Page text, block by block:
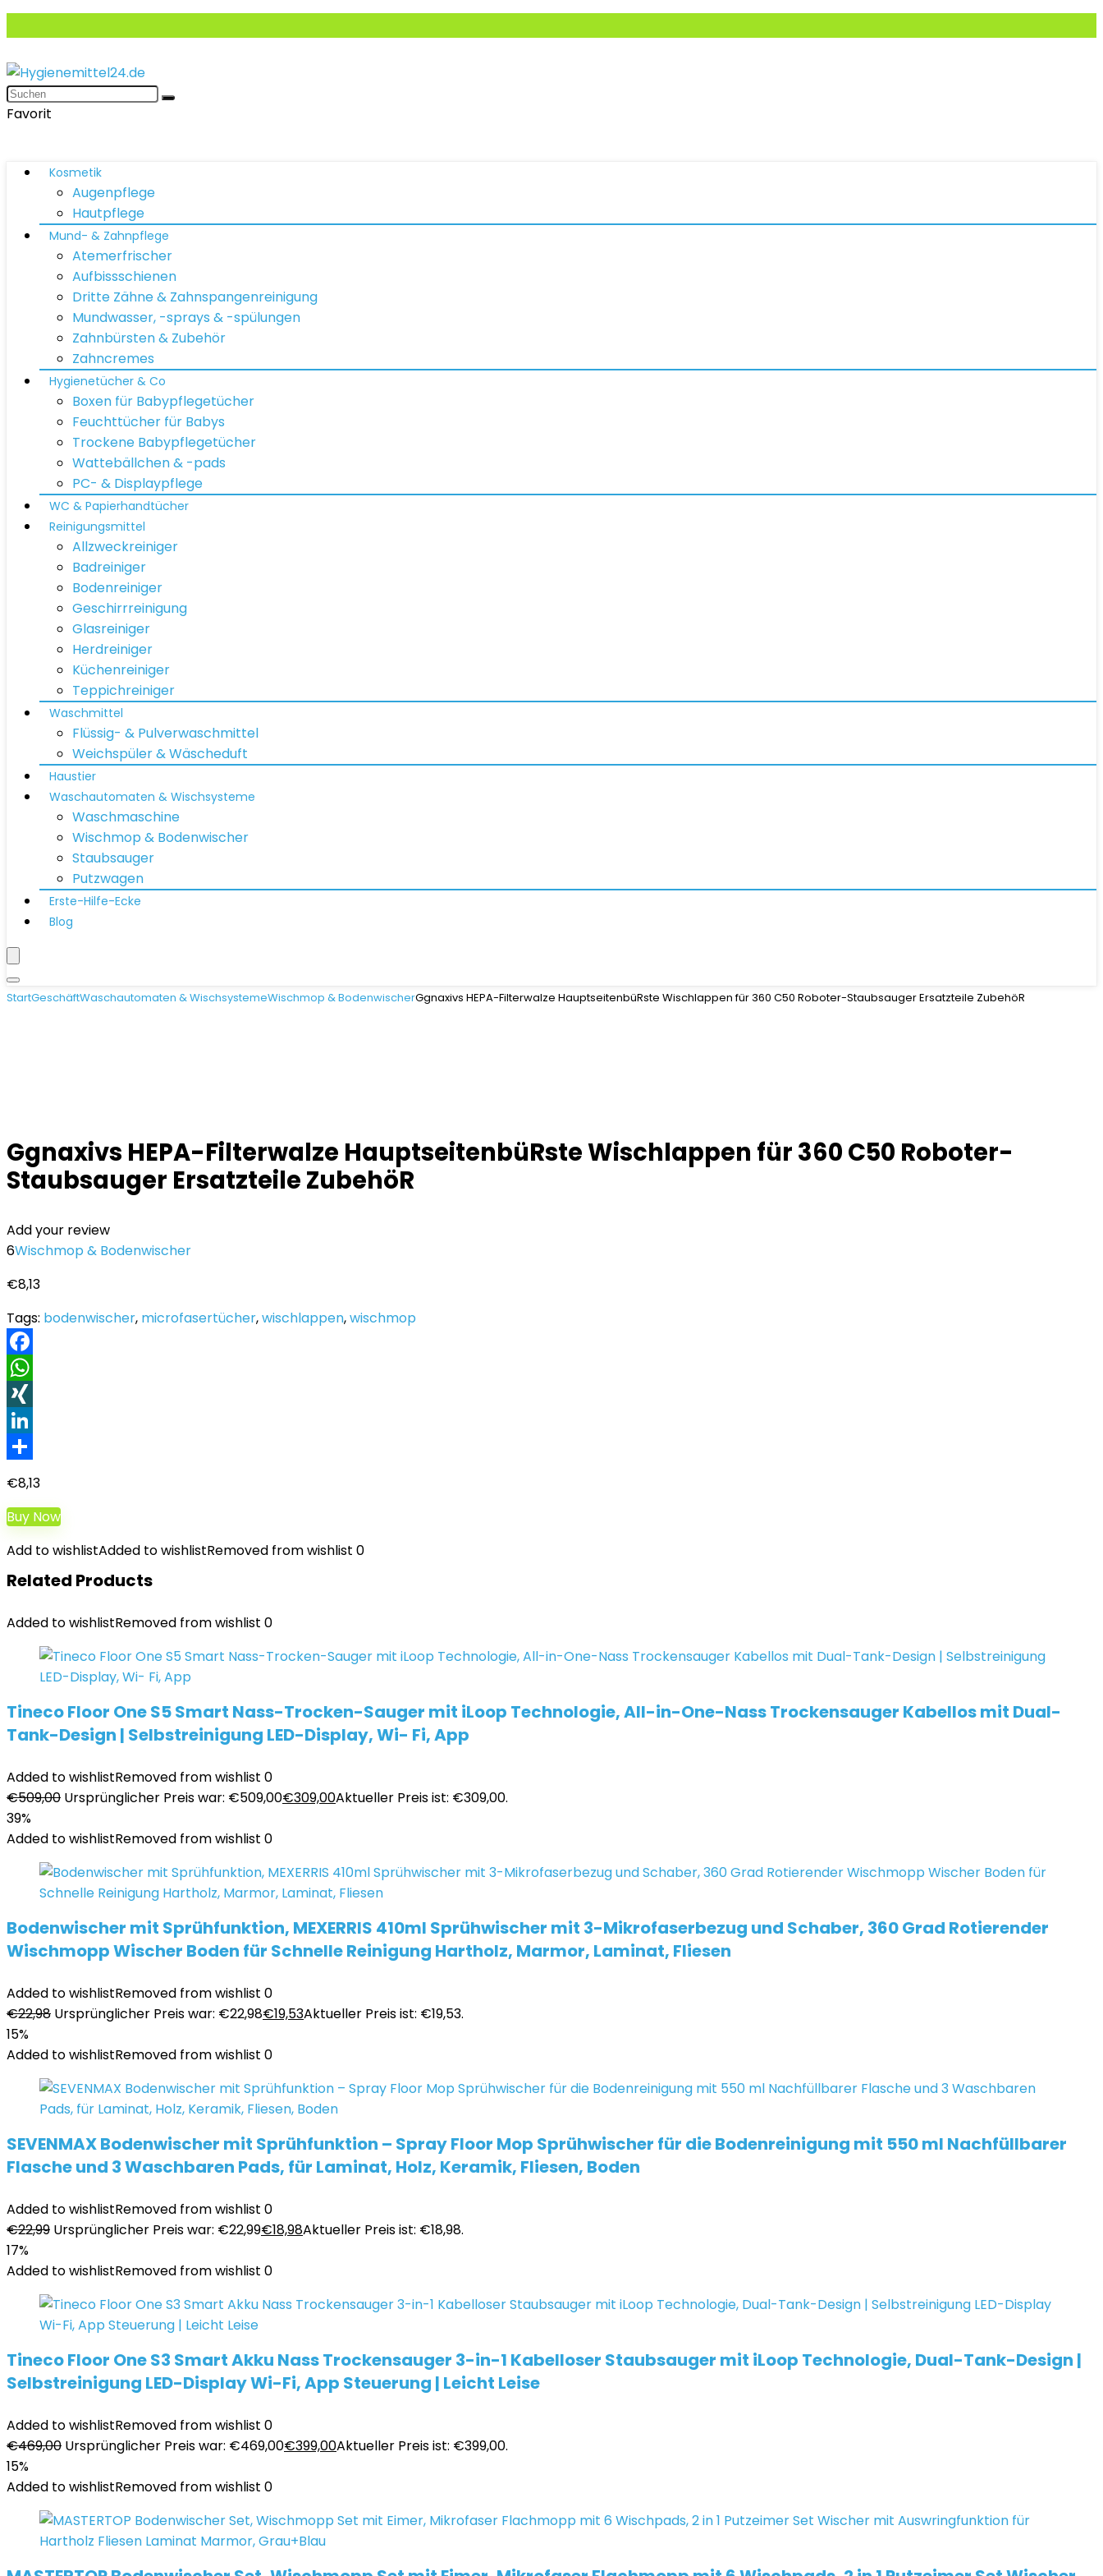
Favorit
Kosmetik
Augenpflege
Hautpflege
Mund- & Zahnpflege
Atemerfrischer
Aufbissschienen
Dritte Zähne & Zahnspangenreinigung
Mundwasser, -sprays & -spülungen
Zahnbürsten & Zubehör
Zahncremes
Hygienetücher & Co
Boxen für Babypflegetücher
Feuchttücher für Babys
Trockene Babypflegetücher
Wattebällchen & -pads
PC- & Displaypflege
WC & Papierhandtücher
Reinigungsmittel
Allzweckreiniger
Badreiniger
Bodenreiniger
Geschirrreinigung
Glasreiniger
Herdreiniger
Küchenreiniger
Teppichreiniger
Waschmittel
Flüssig- & Pulverwaschmittel
Weichspüler & Wäscheduft
Haustier
Waschautomaten & Wischsysteme
Waschmaschine
Wischmop & Bodenwischer
Staubsauger
Putzwagen
Erste-Hilfe-Ecke
Blog
StartGeschäftWaschautomaten & WischsystemeWischmop & BodenwischerGgnaxivs HEPA-Filterwalze HauptseitenbüRste Wischlappen für 360 C50 Roboter-Staubsauger Ersatzteile ZubehöR
Ggnaxivs HEPA-Filterwalze HauptseitenbüRste Wischlappen für 360 C50 Roboter-
Staubsauger Ersatzteile ZubehöR
Add your review
6Wischmop & Bodenwischer
€8,13
Tags: bodenwischer, microfasertücher,wischlappen,wischmop
Facebook
WhatsApp
XING
LinkedIn
€8,13
Buy Now
Add to wishlistAdded to wishlistRemoved from wishlist 0
Related Products
Added to wishlistRemoved from wishlist 0
Tineco Floor One S5 Smart Nass-Trocken-Sauger mit iLoop Technologie, All-in-One-Nass Trockensauger Kabellos mit Dual-
Tank-Design | Selbstreinigung LED-Display, Wi- Fi, App
Added to wishlistRemoved from wishlist 0
€509,00 Ursprünglicher Preis war: €509,00€309,00Aktueller Preis ist: €309,00.
39%
Added to wishlistRemoved from wishlist 0
Bodenwischer mit Sprühfunktion, MEXERRIS 410ml Sprühwischer mit 3-Mikrofaserbezug und Schaber, 360 Grad Rotierender
Wischmopp Wischer Boden für Schnelle Reinigung Hartholz, Marmor, Laminat, Fliesen
Added to wishlistRemoved from wishlist 0
€22,98 Ursprünglicher Preis war: €22,98€19,53Aktueller Preis ist: €19,53.
15%
Added to wishlistRemoved from wishlist 0
SEVENMAX Bodenwischer mit Sprühfunktion – Spray Floor Mop Sprühwischer für die Bodenreinigung mit 550 ml Nachfüllbarer
Flasche und 3 Waschbaren Pads, für Laminat, Holz, Keramik, Fliesen, Boden
Added to wishlistRemoved from wishlist 0
€22,99 Ursprünglicher Preis war: €22,99€18,98Aktueller Preis ist: €18,98.
17%
Added to wishlistRemoved from wishlist 0
Tineco Floor One S3 Smart Akku Nass Trockensauger 3-in-1 Kabelloser Staubsauger mit iLoop Technologie, Dual-Tank-Design |
Selbstreinigung LED-Display Wi-Fi, App Steuerung | Leicht Leise
Added to wishlistRemoved from wishlist 0
€469,00 Ursprünglicher Preis war: €469,00€399,00Aktueller Preis ist: €399,00.
15%
Added to wishlistRemoved from wishlist 0